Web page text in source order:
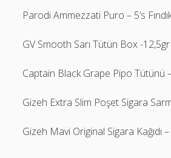
Parodi Ammezzati Puro – 5’s
GV Smooth Sarı Tütün Box -12,5gr
Captain Black Grape Pipo Tütünü
Gizeh Extra Slim Poşet Sigara
Gizeh Mavi Original Sigara Kağıdı